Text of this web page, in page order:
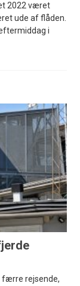
2022 været
ude af flåden.
i
færre rejsende,